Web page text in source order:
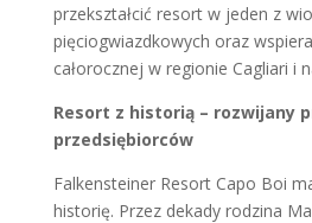
przekształcić resort w jeden z
pięciogwiazdkowych oraz
całorocznej w regionie Cagliari i
Resort z historią – rozwijany
przedsiębiorców
Falkensteiner Resort Capo Boi
historię. Przez dekady rodzina